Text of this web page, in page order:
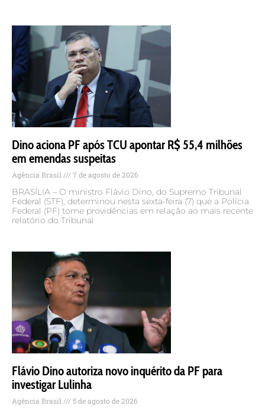
Dino aciona PF após TCU apontar R$ 55,4 milhões
em emendas suspeitas
Agência Brasil 7 de agosto de 2026
BRASÍLIA – O ministro Flávio Dino, do Supremo Tribunal
Federal (STF), determinou nesta sexta-feira (7) que a Polícia
Federal (PF) tome providências em relação ao mais recente
relatório do Tribunal
Flávio Dino autoriza novo inquérito da PF para
investigar Lulinha
Agência Brasil 5 de agosto de 2026